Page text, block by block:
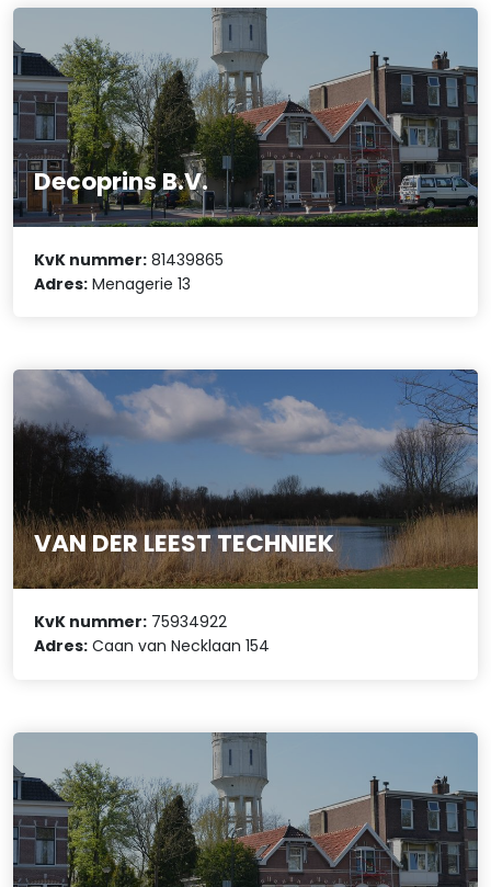
Decoprins B.V.
KvK nummer: 81439865
Adres: Menagerie 13
VAN DER LEEST TECHNIEK
KvK nummer: 75934922
Adres: Caan van Necklaan 154